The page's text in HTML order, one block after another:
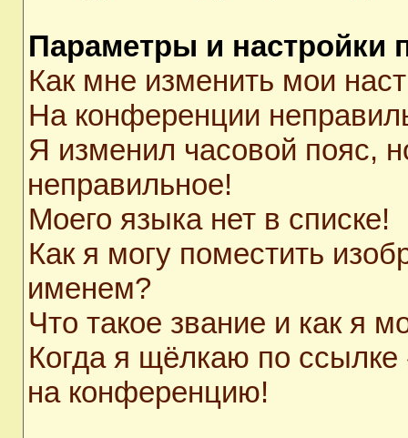
Параметры и настройки
Как мне изменить мои
На конференции
Я изменил часовой пояс,
неправильное!
Моего языка нет в списке!
Как я могу поместить
именем?
Что такое звание и как я
Когда я щёлкаю по ссылке
на конференцию!